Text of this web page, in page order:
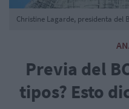
Previa del
tipos? Esto
Christine Lagarde, presidenta del